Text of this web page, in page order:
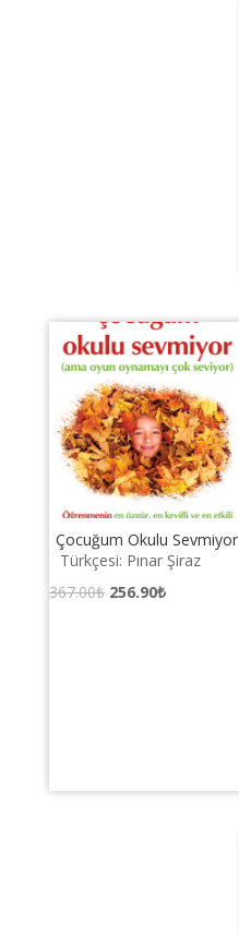
Çocuğum Okulu Sevmiyor
Türkçesi: Pınar Şiraz
367.00₺ Orijinal
256.90₺Şu